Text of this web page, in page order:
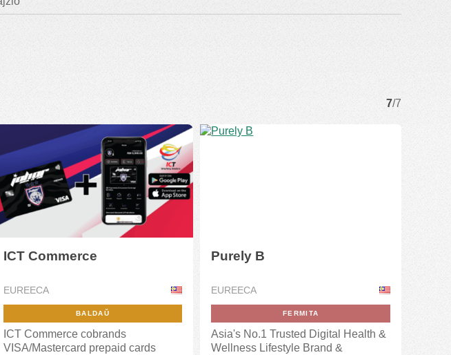
7/7
ICT Commerce
EUREECA
BALDAŬ
ICT Commerce cobrands
VISA/Mastercard prepaid cards
Purely B
EUREECA
FERMITA
Asia's No.1 Trusted Digital Health &
Wellness Lifestyle Brand &